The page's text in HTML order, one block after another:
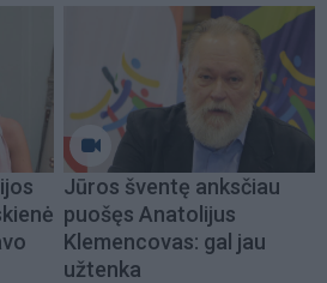
Jūros šventę anksčiau
puošęs Anatolijus
Klemencovas: gal jau
užtenka